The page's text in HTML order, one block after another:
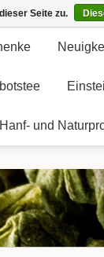
Hanf- und
Seite zu.